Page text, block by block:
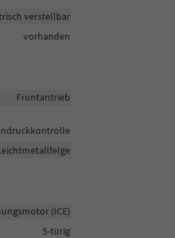
verstellbar
vorhanden
Frontantrieb
(ICE)
5-türig